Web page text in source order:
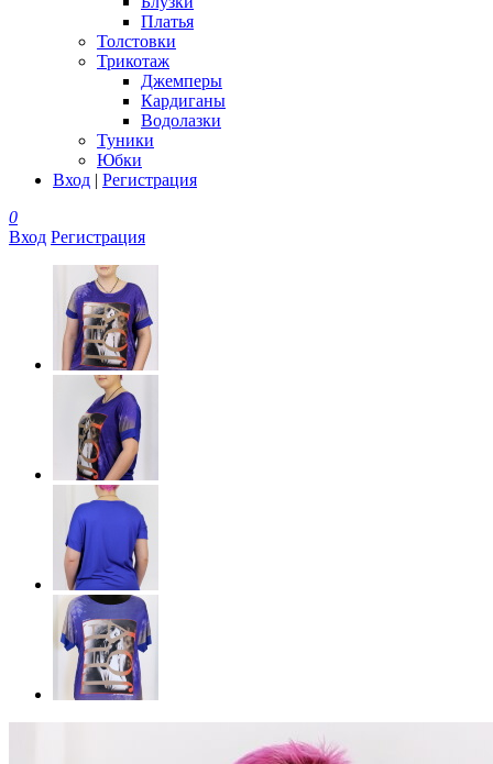
Платья
Толстовки
Трикотаж
Джемперы
Кардиганы
Водолазки
Туники
Юбки
Вход | Регистрация
0
Вход Регистрация